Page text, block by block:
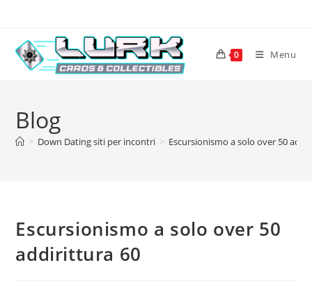
content
0 Menu
Blog
> Down Dating siti per incontri > Escursionismo a solo over 50
Escursionismo a solo over 50
addirittura 60